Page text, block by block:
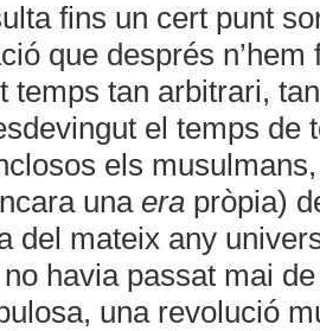
fins un cert punt
que després n’hem
temps tan arbitrari,
el temps de
els
una erapròpia)
del mateix any
havia passat mai
una revolució